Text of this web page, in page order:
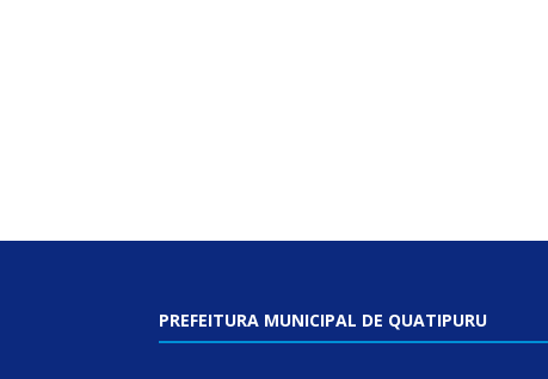
PREFEITURA MUNICIPAL DE QUATIPURU